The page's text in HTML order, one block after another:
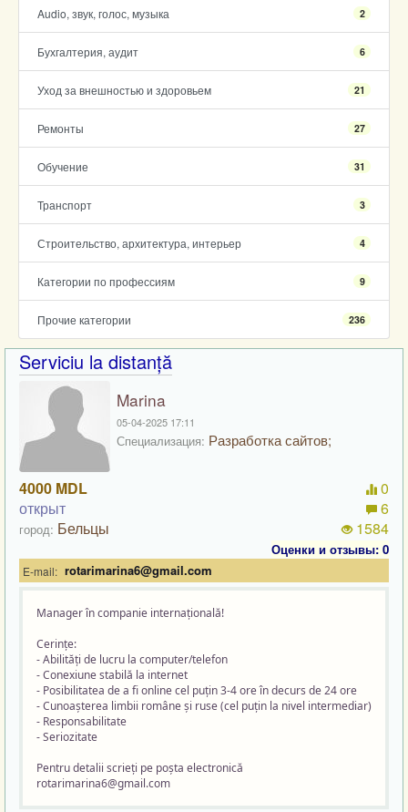
Audio, звук, голос, музыка 2
Бухгалтерия, аудит 6
Уход за внешностью и здоровьем 21
Ремонты 27
Обучение 31
Транспорт 3
Строительство, архитектура, интерьер 4
Категории по профессиям 9
Прочие категории 236
Serviciu la distanță
Marina
05-04-2025 17:11
Специализация: Разработка сайтов;
4000 MDL
открыт
город: Бельцы
0
6
1584
Оценки и отзывы: 0
E-mail: rotarimarina6@gmail.com
Manager în companie internațională!
Cerințe:
- Abilități de lucru la computer/telefon
- Conexiune stabilă la internet
- Posibilitatea de a fi online cel puțin 3-4 ore în decurs de 24 ore
- Cunoașterea limbii române și ruse (cel puțin la nivel intermediar)
- Responsabilitate
- Seriozitate
Pentru detalii scrieți pe poșta electronică
rotarimarina6@gmail.com